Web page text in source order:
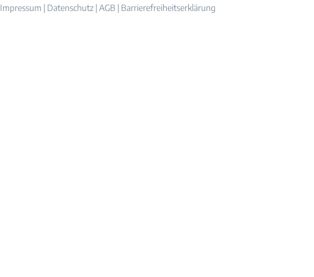
Impressum | Datenschutz | AGB | Barrierefreiheitserklärung